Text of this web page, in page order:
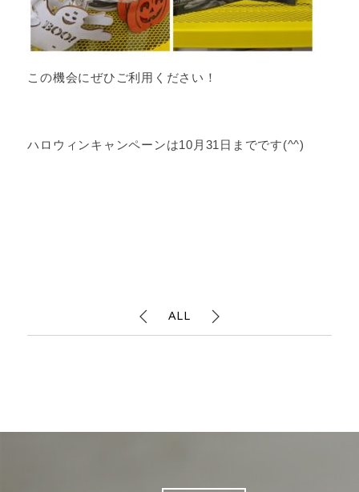
この機会にぜひご利用ください！
ハロウィンキャンペーンは10月31日までです(^^)
ALL